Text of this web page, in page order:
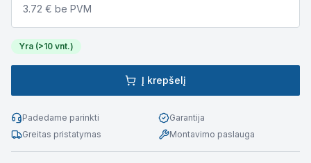
3.72 € be PVM
Yra (>10 vnt.)
Į krepšelį
Padedame parinkti
Garantija
Greitas pristatymas
Montavimo paslauga